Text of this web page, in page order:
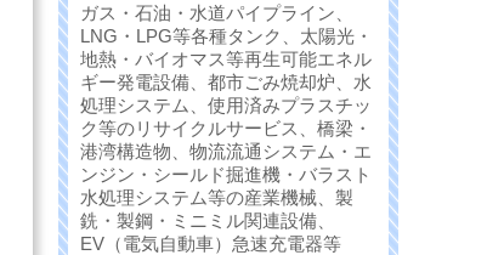
ガス・石油・水道パイプライン、
LNG・LPG等各種タンク、太陽光・
地熱・バイオマス等再生可能エネル
ギー発電設備、都市ごみ焼却炉、水
処理システム、使用済みプラスチッ
ク等のリサイクルサービス、橋梁・
港湾構造物、物流流通システム・エ
ンジン・シールド掘進機・バラスト
水処理システム等の産業機械、製
銑・製鋼・ミニミル関連設備、
EV（電気自動車）急速充電器等